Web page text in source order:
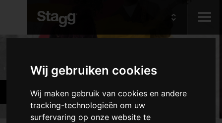
Wij gebruiken cookies
Wij maken gebruik van cookies en andere
tracking-technologieën om uw
surfervaring op onze website te
Lighting
Hafabra-and